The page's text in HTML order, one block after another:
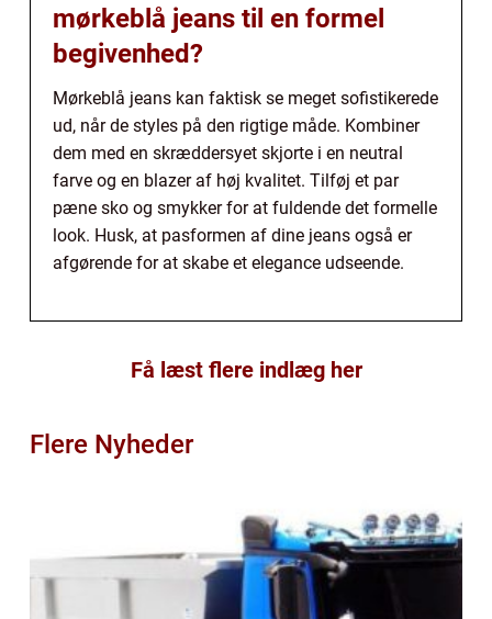
mørkeblå jeans til en formel
begivenhed?
Mørkeblå jeans kan faktisk se meget sofistikerede
ud, når de styles på den rigtige måde. Kombiner
dem med en skræddersyet skjorte i en neutral
farve og en blazer af høj kvalitet. Tilføj et par
pæne sko og smykker for at fuldende det formelle
look. Husk, at pasformen af dine jeans også er
afgørende for at skabe et elegance udseende.
Få læst flere indlæg her
Flere Nyheder